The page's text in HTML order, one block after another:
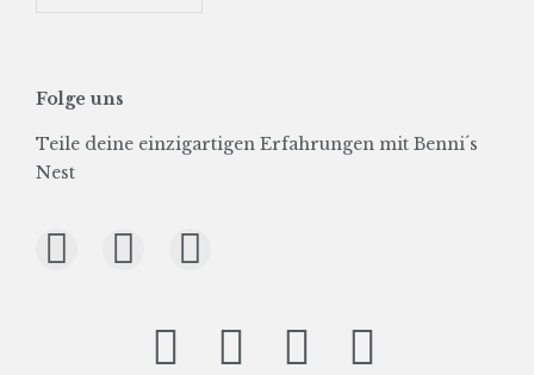
Folge uns
Teile deine einzigartigen Erfahrungen mit Benni´s
Nest